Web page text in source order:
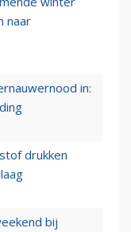
naar
in:
drukken
bij